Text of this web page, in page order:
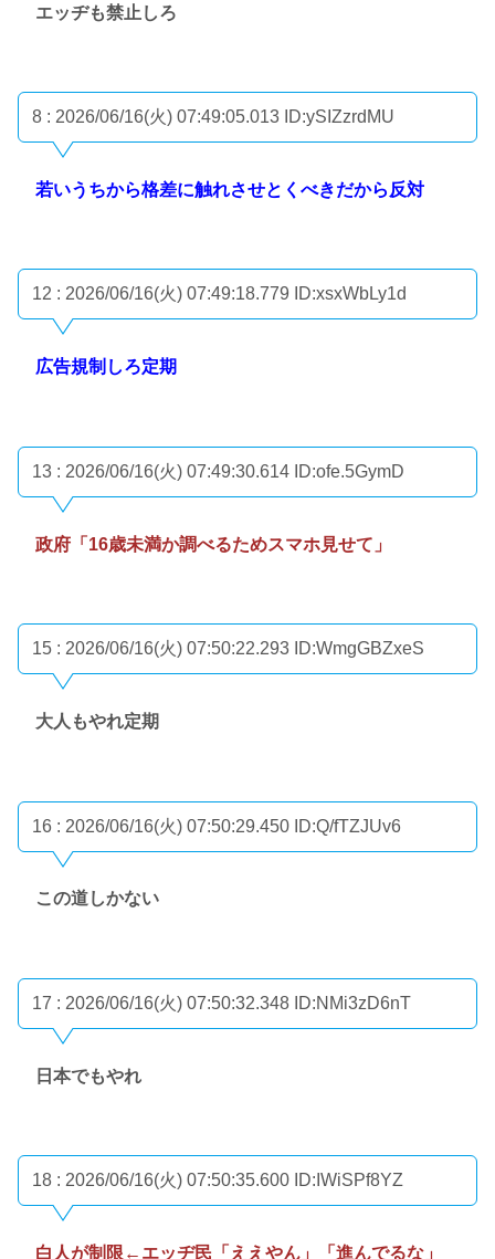
エッヂも禁止しろ
8 : 2026/06/16(火) 07:49:05.013 ID:ySIZzrdMU
若いうちから格差に触れさせとくべきだから反対
12 : 2026/06/16(火) 07:49:18.779 ID:xsxWbLy1d
広告規制しろ定期
13 : 2026/06/16(火) 07:49:30.614 ID:ofe.5GymD
政府「16歳未満か調べるためスマホ見せて」
15 : 2026/06/16(火) 07:50:22.293 ID:WmgGBZxeS
大人もやれ定期
16 : 2026/06/16(火) 07:50:29.450 ID:Q/fTZJUv6
この道しかない
17 : 2026/06/16(火) 07:50:32.348 ID:NMi3zD6nT
日本でもやれ
18 : 2026/06/16(火) 07:50:35.600 ID:IWiSPf8YZ
白人が制限←エッヂ民「ええやん」「進んでるな」